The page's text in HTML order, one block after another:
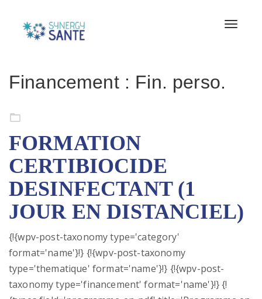
Toggle
Financement : Fin. perso.
FORMATION
CERTIBIOCIDE
DESINFECTANT (1
JOUR EN DISTANCIEL)
{!{wpv-post-taxonomy type='category'
format='name'}!} {!{wpv-post-taxonomy
type='thematique' format='name'}!} {!{wpv-post-
taxonomy type='financement' format='name'}!} {!